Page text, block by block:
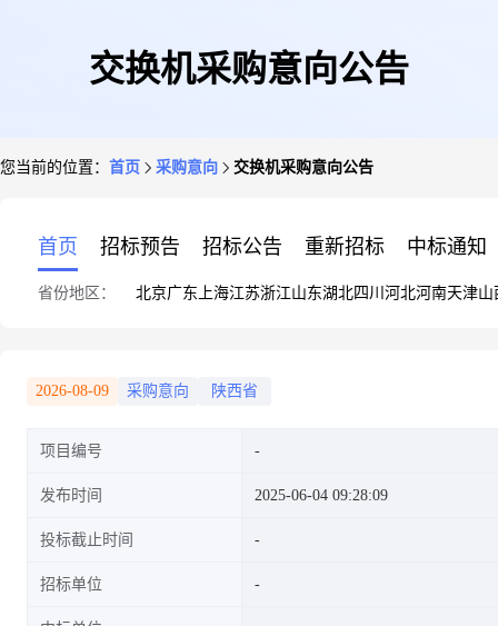
交换机采购意向公告
您当前的位置： 首页 采购意向 交换机采购意向公告
首页 招标预告 招标公告 重新招标 中标通知
省份地区： 北京广东 上海江苏浙江山东湖北四川 河北河南天津山
2026-08-09 采购意向 陕西省
项目编号
发布时间 2025-06-04 09:28:09
投标截止时间
招标单位